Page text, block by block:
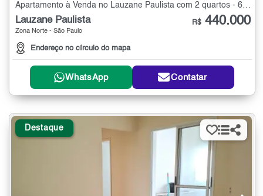
Apartamento à Venda no Lauzane Paulista com 2 quartos - 60 m²
Lauzane Paulista
Zona Norte - São Paulo
Endereço no círculo do mapa
R$ 440.000
WhatsApp Contatar
Destaque